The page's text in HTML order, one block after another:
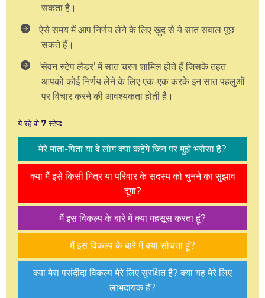
सकता है।
ऐसे समय में आप निर्णय लेने के लिए ख़ुद से ये सात सवाल पूछ
सकते हैं।
‘सेवन स्टेप लैडर’ में सात चरण शामिल होते हैं जिसके तहत
आपको कोई निर्णय लेने के लिए एक-एक करके इन सात पहलुओं
पर विचार करने की आवश्यकता होती है।
ये रहे वो 7 स्टेप:
मेरे माता-पिता या वे लोग क्या कहेंगे जिन पर मुझे भरोसा है?
क्या मैं इसे किसी मित्र या परिवार के सदस्य को चुनने का सुझाव
दूंगा?
मैं इस विकल्प के बारे में क्या महसूस करता हूं?
मैं इस विकल्प के बारे में क्या सोचता हूं?
क्या मेरा पसंदीदा विकल्प मेरे लिए सुरक्षित है? क्या यह मेरे लिए
लाभदायक है?